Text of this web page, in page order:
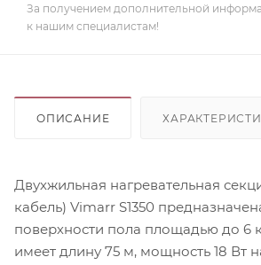
За получением дополнительной
к нашим специалистам!
ОПИСАНИЕ
Двухжильная нагревательная
кабель) Vimarr S1350
поверхности пола площадью до 6
имеет длину 75 м, мощность 18 Вт